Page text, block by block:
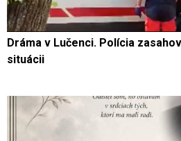
Dráma v Lučenci. Polícia
situácii